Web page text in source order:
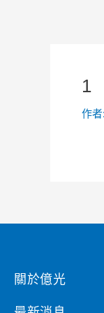
1
作者:
關於億光